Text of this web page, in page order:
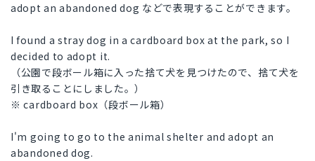
adopt an abandoned dog などで表現することができます。
I found a stray dog in a cardboard box at the park, so I
decided to adopt it.
（公園で段ボール箱に入った捨て犬を見つけたので、捨て犬を
引き取ることにしました。）
※ cardboard box（段ボール箱）
I'm going to go to the animal shelter and adopt an
abandoned dog.